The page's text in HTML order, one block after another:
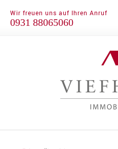
Wir freuen uns auf Ihren Anruf
0931 88065060